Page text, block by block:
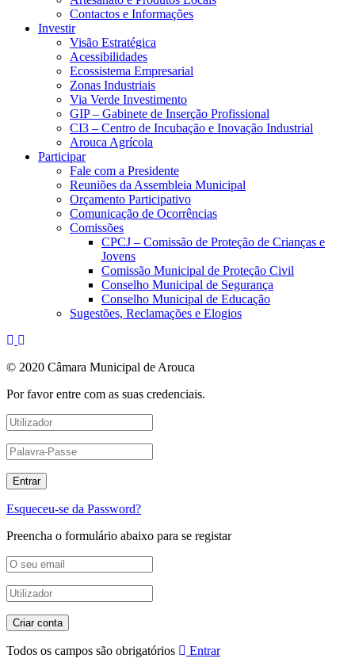
Contactos e Informações
Investir
Visão Estratégica
Acessibilidades
Ecossistema Empresarial
Zonas Industriais
Via Verde Investimento
GIP – Gabinete de Inserção Profissional
CI3 – Centro de Incubação e Inovação Industrial
Arouca Agrícola
Participar
Fale com a Presidente
Reuniões da Assembleia Municipal
Orçamento Participativo
Comunicação de Ocorrências
Comissões
CPCJ – Comissão de Proteção de Crianças e
Jovens
Comissão Municipal de Proteção Civil
Conselho Municipal de Segurança
Conselho Municipal de Educação
Sugestões, Reclamações e Elogios
© 2020 Câmara Municipal de Arouca
Por favor entre com as suas credenciais.
Esqueceu-se da Password?
Preencha o formulário abaixo para se registar
Todos os campos são obrigatórios Entrar